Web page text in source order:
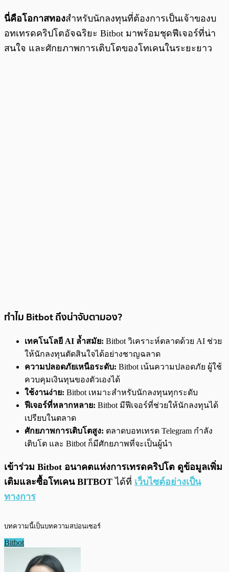
นี่คือโอกาสทองสำหรับนักลงทุนที่ต้องการเป็นเจ้าของบ
อทเทรดคริปโตอัจฉริยะ Bitbot มาพร้อมชุดฟีเจอร์ที่น่า
สนใจ และศักยภาพการเติบโตของโทเคนในระยะยาว
ทำไม Bitbot ถึงน่าจับตามอง?
เทคโนโลยี AI ล้ำสมัย: Bitbot วิเคราะห์ตลาดด้วย AI ช่วย
ให้นักลงทุนตัดสินใจได้อย่างชาญฉลาด
ความปลอดภัยเหนือระดับ: Bitbot เน้นความปลอดภัย ผู้ใช้
ควบคุมเงินทุนของตัวเองได้
ใช้งานง่าย: Bitbot เหมาะสำหรับนักลงทุนทุกระดับ
ฟีเจอร์ที่หลากหลาย: Bitbot มีฟีเจอร์ที่ช่วยให้นักลงทุนได้
เปรียบในตลาด
ศักยภาพการเติบโตสูง: ตลาดบอทเทรด Telegram กำลัง
เติบโต และ Bitbot ก็มีศักยภาพที่จะเป็นผู้นำ
เข้าร่วม Bitbot อนาคตแห่งการเทรดคริปโต ดูข้อมูลเพิ่ม
เติมและซื้อโทเคน BITBOT ได้ที่ เว็บไซต์อย่างเป็น
ทางการ
บทความนี้เป็นบทความสปอนเซอร์
Bitbot